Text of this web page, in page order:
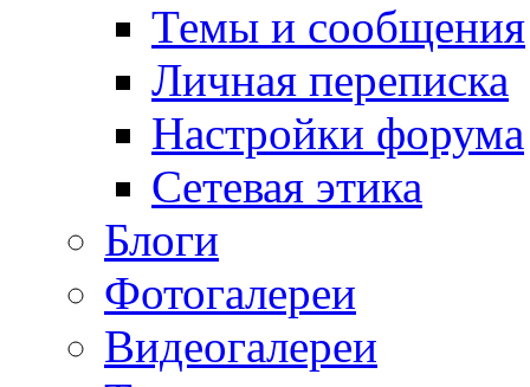
Темы и сообщения
Личная переписка
Настройки форума
Сетевая этика
Блоги
Фотогалереи
Видеогалереи